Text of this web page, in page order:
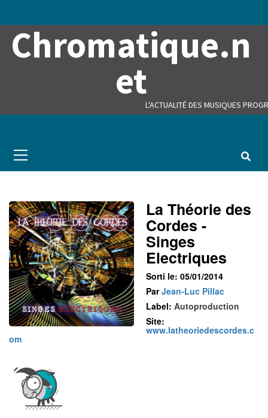
Chromatique.n
et
L'ACTUALITÉ DES MUSIQUES
Menu
La Théorie des
Cordes -
Singes
Electriques
Sorti le: 05/01/2014
ParJean-Luc Pillac
Label: Autoproduction
Site:
www.latheoriedescordes.c
om